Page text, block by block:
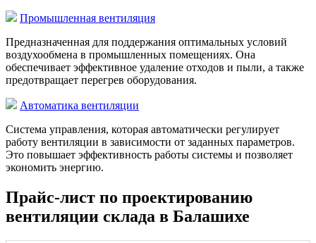
Промышленная вентиляция
Предназначенная для поддержания оптимальных условий
воздухообмена в промышленных помещениях. Она
обеспечивает эффективное удаление отходов и пыли, а также
предотвращает перегрев оборудования.
Автоматика вентиляции
Система управления, которая автоматически регулирует
работу вентиляции в зависимости от заданных параметров.
Это повышает эффективность работы системы и позволяет
экономить энергию.
Прайс-лист по проектированию
вентиляции склада в Балашихе